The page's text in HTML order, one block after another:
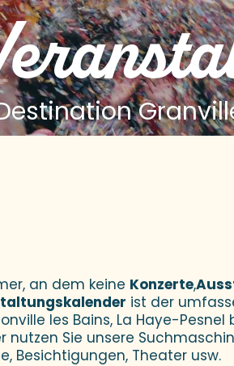
favoris
an dem keine Konzerte,
ist der
les Bains, La Haye-Pesnel
nutzen Sie unsere
Besichtigungen, Theater usw.